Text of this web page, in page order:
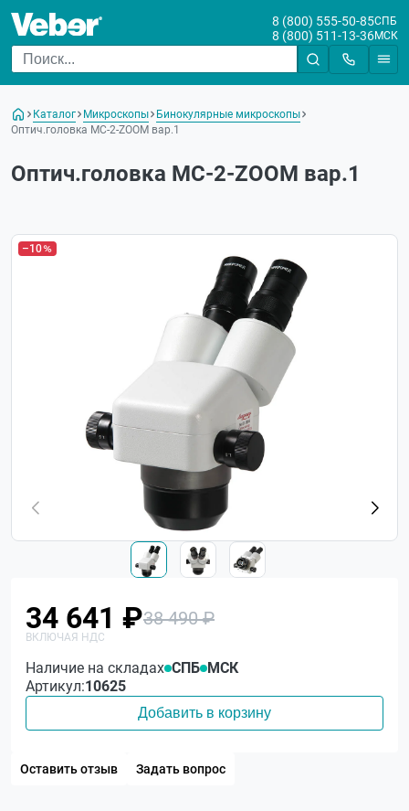
8 (800) 555-50-85СПБ
8 (800) 511-13-36МСК
Каталог Микроскопы
Бинокулярные микроскопы
Оптич.головка МС-2-ZOOM вар.1
Оптич.головка МС-2-ZOOM вар.1
–10
34 641 ₽38 490 ₽
Наличие на складах СПБ МСК
Артикул:10625
Добавить в корзину
Оставить отзыв Задать вопрос